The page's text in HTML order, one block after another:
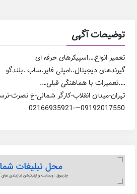
توضیحات آگهی
تعمیر انواع….اسپیکرهای حرفه ای
گیرندهای دیجیتال..امپلی فایر.ساب .بلندگو
….‌‌تعمیرات با هماهنگی قبلی….
تهران-میدان انقلاب-کارگر شمالی-خ نصرت-
09192017550—-02166935921